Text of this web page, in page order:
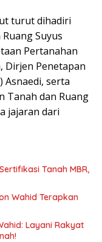
turut dihadiri
Suyus
Pertanahan
Dirjen Penetapan
Asnaedi, serta
Tanah dan Ruang
jajaran dari
Tanah MBR,
Wahid Terapkan
Layani Rakyat